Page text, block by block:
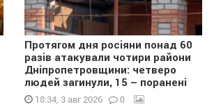
Протягом дня росіяни понад 60
разів атакували чотири райони
Дніпропетровщини: четверо
людей загинули, 15 – поранені
18:34, 3 авг 2026 0